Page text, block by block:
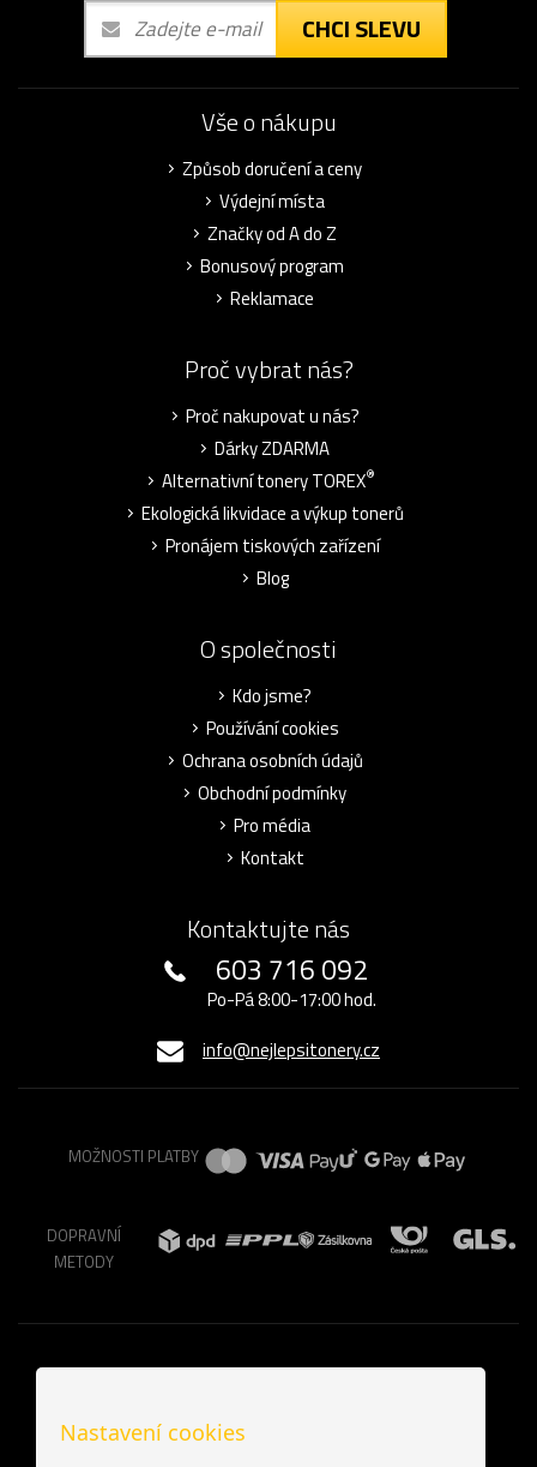
CHCI SLEVU
Vše o nákupu
Způsob doručení a ceny
Výdejní místa
Značky od A do Z
Bonusový program
Reklamace
Proč vybrat nás?
Proč nakupovat u nás?
Dárky ZDARMA
Alternativní tonery TOREX®
Ekologická likvidace a výkup tonerů
Pronájem tiskových zařízení
Blog
O společnosti
Kdo jsme?
Používání cookies
Ochrana osobních údajů
Obchodní podmínky
Pro média
Kontakt
Kontaktujte nás
603 716 092
Po-Pá 8:00-17:00 hod.
info@nejlepsitonery.cz
MOŽNOSTI PLATBY
DOPRAVNÍ
METODY
Nastavení cookies